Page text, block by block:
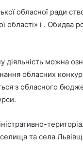
обласної ради
області» і . Обидва
діяльність можна
обласних
з обласного
та села